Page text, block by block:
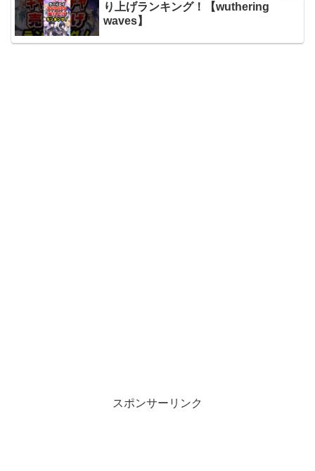
り上げランキング！【wuthering
waves】
スポンサーリンク